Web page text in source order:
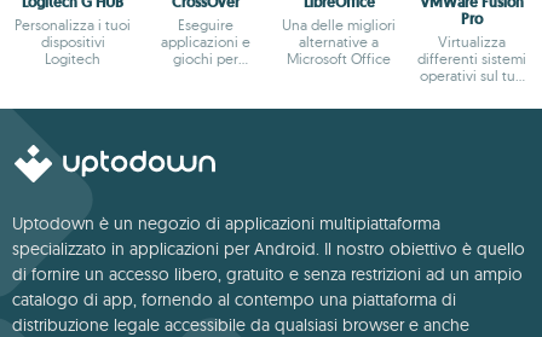
Personalizza i tuoi
dispositivi
Logitech
Eseguire
applicazioni e
giochi per
Una delle migliori
alternative a
Microsoft Office
Pro
Virtualizza
differenti sistemi
operativi sul tuo
Uptodown è un negozio di applicazioni multipiattaforma
specializzato in applicazioni per Android. Il nostro obiettivo è quello
di fornire un accesso libero, gratuito e senza restrizioni ad un ampio
catalogo di app, fornendo al contempo una piattaforma di
distribuzione legale accessibile da qualsiasi browser e anche